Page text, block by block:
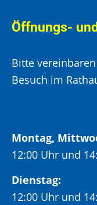
Öffnungs-
Bitte
Besuch im
Montag,
12:00 Uhr und
12:00 Uhr und